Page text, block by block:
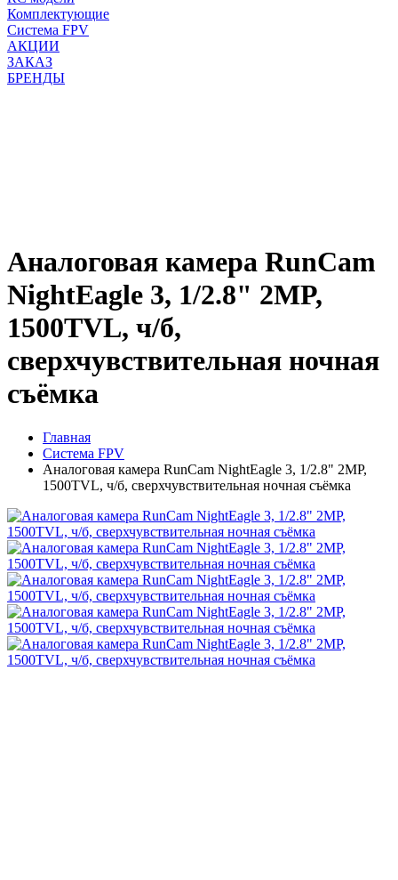
Комплектующие
Система FPV
АКЦИИ
ЗАКАЗ
БРЕНДЫ
Аналоговая камера RunCam
NightEagle 3, 1/2.8" 2MP,
1500TVL, ч/б,
сверхчувствительная ночная
съёмка
Главная
Система FPV
Аналоговая камера RunCam NightEagle 3, 1/2.8" 2MP,
1500TVL, ч/б, сверхчувствительная ночная съёмка